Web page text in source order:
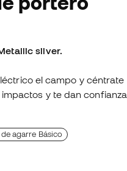
silver.
el campo y céntrate
y te dan confianza
agarre Básico